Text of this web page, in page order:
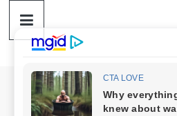
content
ดวง
ราศี
เงิน